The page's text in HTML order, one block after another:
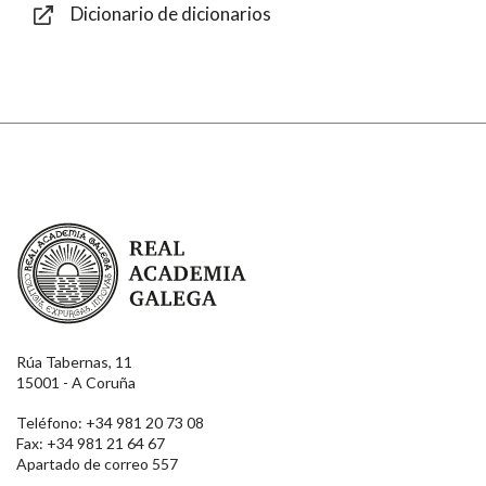
Dicionario de dicionarios
Real Academia Galega
Rúa Tabernas, 11
15001 - A Coruña
Teléfono: +34 981 20 73 08
Fax: +34 981 21 64 67
Apartado de correo 557